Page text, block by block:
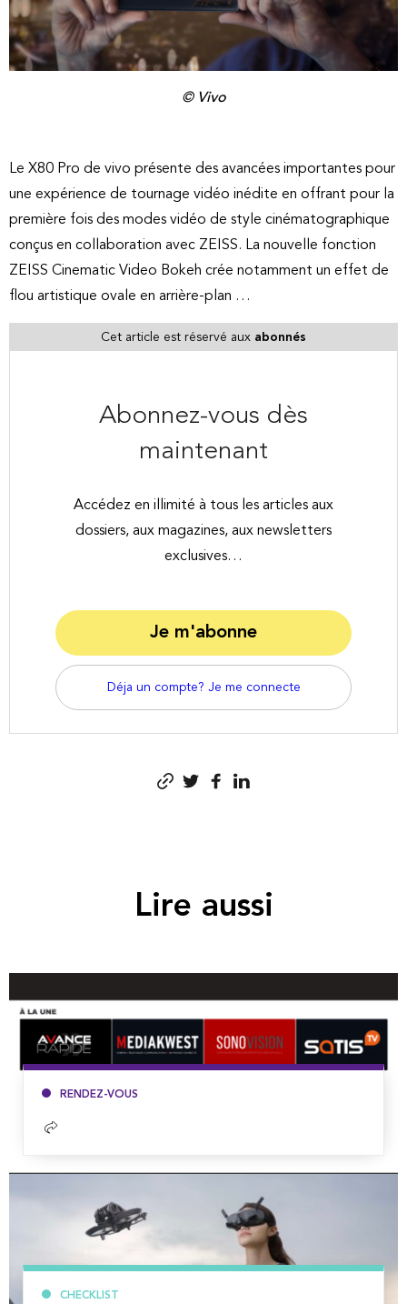
© Vivo
Le X80 Pro de vivo présente des avancées importantes pour
une expérience de tournage vidéo inédite en offrant pour la
première fois des modes vidéo de style cinématographique
conçus en collaboration avec ZEISS. La nouvelle fonction
ZEISS Cinematic Video Bokeh crée notamment un effet de
flou artistique ovale en arrière-plan …
Cet article est réservé aux abonnés
Abonnez-vous dès
maintenant
Accédez en illimité à tous les articles aux
dossiers, aux magazines, aux newsletters
exclusives…
Je m'abonne
Déja un compte? Je me connecte
Lire aussi
RENDEZ-VOUS
Lire
CHECKLIST